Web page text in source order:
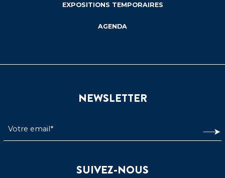
EXPOSITIONS TEMPORAIRES
AGENDA
NEWSLETTER
SUIVEZ-NOUS